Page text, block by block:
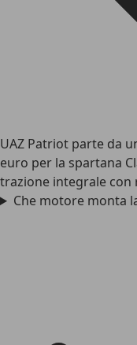
UAZ Patriot parte da
euro per la spartana
trazione integrale con
Che motore monta